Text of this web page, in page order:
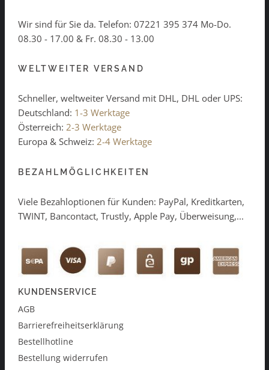
Wir sind für Sie da. Telefon: 07221 395 374 Mo-Do.
08.30 - 17.00 & Fr. 08.30 - 13.00
WELTWEITER VERSAND
Schneller, weltweiter Versand mit DHL, DHL oder UPS:
Deutschland: 1-3 Werktage
Österreich: 2-3 Werktage
Europa & Schweiz: 2-4 Werktage
BEZAHLMÖGLICHKEITEN
Viele Bezahloptionen für Kunden: PayPal, Kreditkarten,
TWINT, Bancontact, Trustly, Apple Pay, Überweisung,...
KUNDENSERVICE
AGB
Barrierefreiheitserklärung
Bestellhotline
Bestellung widerrufen